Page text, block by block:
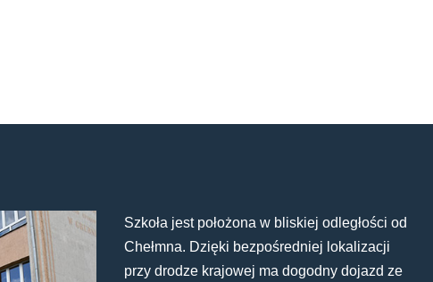
Szkoła jest położona w bliskiej odległości od
Chełmna. Dzięki bezpośredniej lokalizacji
przy drodze krajowej ma dogodny dojazd ze